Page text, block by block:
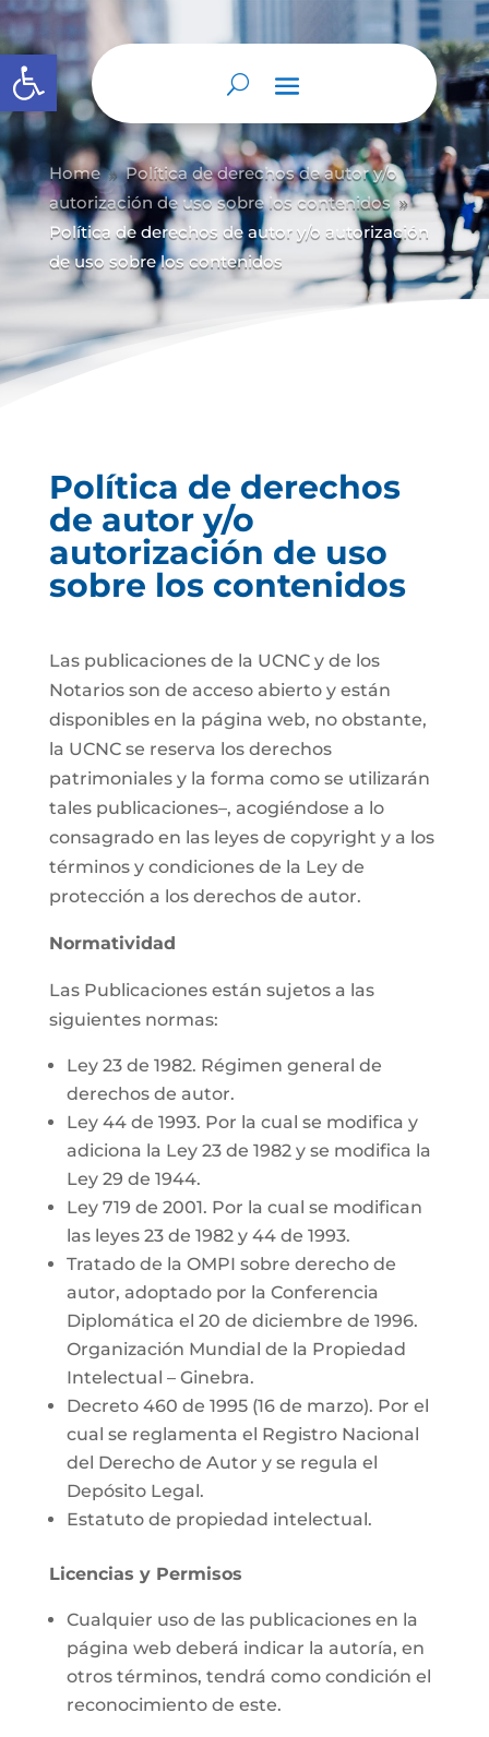
Abrir barra de herramientas
Home 9 Política de derechos de autor y/o
autorización de uso sobre los contenidos 9
Política de derechos de autor y/o autorización
de uso sobre los contenidos
Política de derechos
de autor y/o
autorización de uso
sobre los contenidos
Las publicaciones de la UCNC y de los
Notarios son de acceso abierto y están
disponibles en la página web, no obstante,
la UCNC se reserva los derechos
patrimoniales y la forma como se utilizarán
tales publicaciones–, acogiéndose a lo
consagrado en las leyes de copyright y a los
términos y condiciones de la Ley de
protección a los derechos de autor.
Normatividad
Las Publicaciones están sujetos a las
siguientes normas:
Ley 23 de 1982. Régimen general de
derechos de autor.
Ley 44 de 1993. Por la cual se modifica y
adiciona la Ley 23 de 1982 y se modifica la
Ley 29 de 1944.
Ley 719 de 2001. Por la cual se modifican
las leyes 23 de 1982 y 44 de 1993.
Tratado de la OMPI sobre derecho de
autor, adoptado por la Conferencia
Diplomática el 20 de diciembre de 1996.
Organización Mundial de la Propiedad
Intelectual – Ginebra.
Decreto 460 de 1995 (16 de marzo). Por el
cual se reglamenta el Registro Nacional
del Derecho de Autor y se regula el
Depósito Legal.
Estatuto de propiedad intelectual.
Licencias y Permisos
Cualquier uso de las publicaciones en la
página web deberá indicar la autoría, en
otros términos, tendrá como condición el
reconocimiento de este.